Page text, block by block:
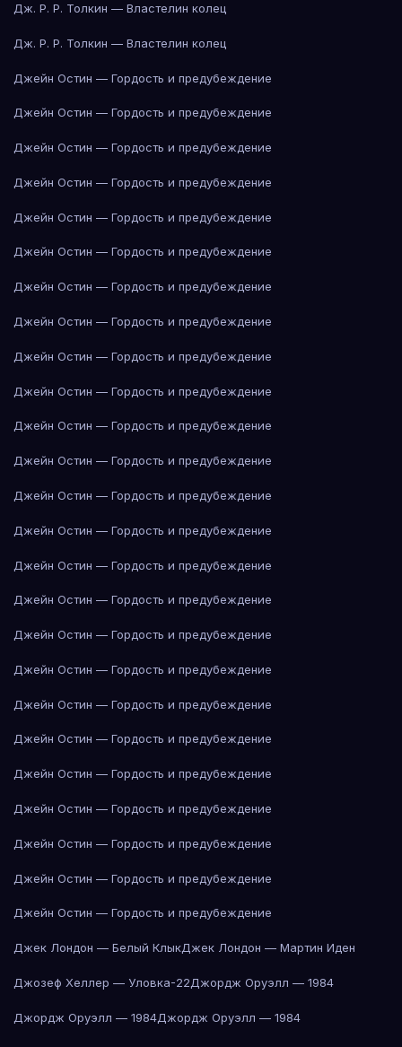
Дж. Р. Р. Толкин — Властелин колец
Дж. Р. Р. Толкин — Властелин колец
Джейн Остин — Гордость и предубеждение
Джейн Остин — Гордость и предубеждение
Джейн Остин — Гордость и предубеждение
Джейн Остин — Гордость и предубеждение
Джейн Остин — Гордость и предубеждение
Джейн Остин — Гордость и предубеждение
Джейн Остин — Гордость и предубеждение
Джейн Остин — Гордость и предубеждение
Джейн Остин — Гордость и предубеждение
Джейн Остин — Гордость и предубеждение
Джейн Остин — Гордость и предубеждение
Джейн Остин — Гордость и предубеждение
Джейн Остин — Гордость и предубеждение
Джейн Остин — Гордость и предубеждение
Джейн Остин — Гордость и предубеждение
Джейн Остин — Гордость и предубеждение
Джейн Остин — Гордость и предубеждение
Джейн Остин — Гордость и предубеждение
Джейн Остин — Гордость и предубеждение
Джейн Остин — Гордость и предубеждение
Джейн Остин — Гордость и предубеждение
Джейн Остин — Гордость и предубеждение
Джейн Остин — Гордость и предубеждение
Джейн Остин — Гордость и предубеждение
Джейн Остин — Гордость и предубеждение
Джек Лондон — Белый КлыкДжек Лондон — Мартин Иден
Джозеф Хеллер — Уловка-22Джордж Оруэлл — 1984
Джордж Оруэлл — 1984Джордж Оруэлл — 1984